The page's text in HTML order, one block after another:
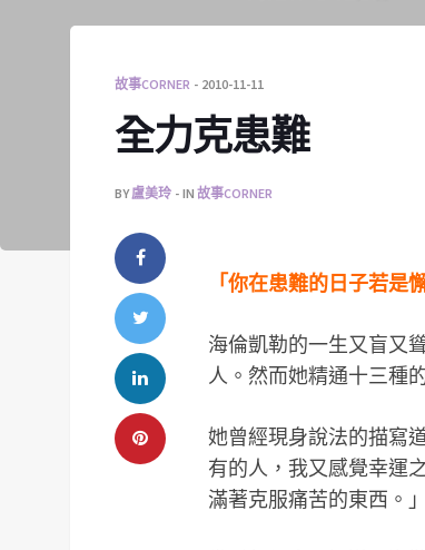
故事CORNER 2010-11-11
全力克患難
BY盧美玲 IN 故事CORNER
「你在患難的日子若是
海倫凱勒的一生又盲又
人。然而她精通十三種
她曾經現身說法的描寫
有的人，我又感覺幸運
滿著克服痛苦的東西。」